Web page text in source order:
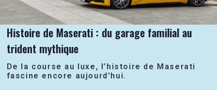
Histoire de Maserati : du garage familial au
trident mythique
De la course au luxe, l’histoire de Maserati
fascine encore aujourd’hui.